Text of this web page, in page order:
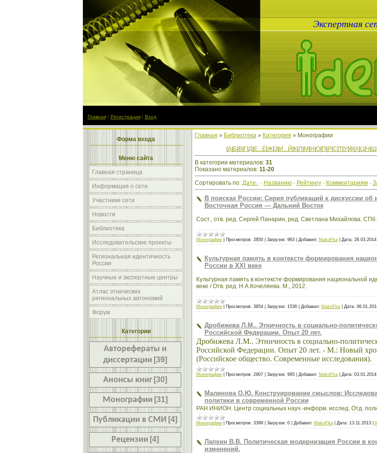
Экспертная
Главная| Регистрация| Вход
Форма входа
Меню сайта
Главная страница
Информация о сети
Участники сети
Новости
Библиотека
Исследовательские проекты
Региональная идентичность
России
Научные и экспертные центры
Атлас этнических
региональных автономий
Форум
Категории
Авторефераты и
диссертации [39]
Анонсы книг [30]
Монографии [31]
Публикации в СМИ [4]
Рецензии [4]
Главная » Библиотека» Категория » Монографии
А| Б| В| Г| Д| Е...Ё| Ж| З| И...Й К| Л М Н О| П Р| С Т| У| Ф| Х| Ц| Ч Ш
В категории материалов: 31
Показано материалов: 11-20
Сортировать по: Дате · Названию· Рейтингу· Комментариям·
В поисках России: Серия публикаций к дискуссии об
Восточная Россия — Дальний Восток
Сост., отв. ред. Сергей Панарин, ред. Светлана Михайлова.
Монографии| Просмотров: 2850| Загрузок: 963| Добавил: MakoFka| Дата: 28.03.2014
Культурная память в контексте формирования
России в XXI веке
Культурная память в контексте формирования национальной
веке / Отв. ред. Н.А.Кочеляева. М., 2012.
Монографии| Просмотров: 3854| Загрузок: 1536| Добавил: MakoFka| Дата:
Дробижева Л.М.. Этничность в социально-
Российской Федерации. Опыт 20 лет.
Дробижева Л.М.. Этничность в социально-
Российской Федерации. Опыт 20 лет. - М.: Новый
(Российское общество. Современные исследования).
Монографии| Просмотров: 2907| Загрузок: 995| Добавил: MakoFka| Дата: 03.01.2014
Малинова О.Ю. Конструирование смыслов:
политики в современной России
РАН ИНИОН. Центр социальных науч.-информ. исслед. Отд.
Монографии| Просмотров: 3399| Загрузок: 0| Добавил: MakoFka| Дата: 13.11.2013
Лапкин В.В. Политическая модернизация России в
изменений.